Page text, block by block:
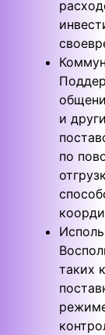
и
по
таких